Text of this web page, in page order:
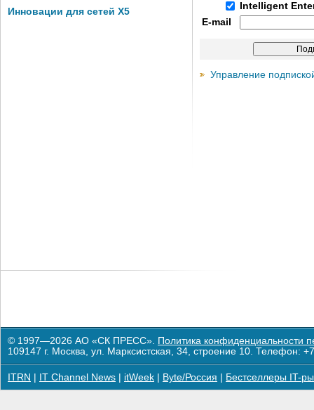
Инновации для сетей X5
Intelligent
E-mail
Управление
© 1997—2026 АО «СК ПРЕСС». Политика конфиденциальности
109147 г. Москва, ул. Марксистская, 34, строение 10. Телефон:
ITRN IT Channel News itWeek Byte/Россия Бестселлеры IT-